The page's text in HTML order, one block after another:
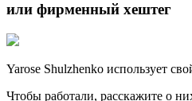
или фирменный хештег
Yarose Shulzhenko использует
Чтобы работали, расскажите о